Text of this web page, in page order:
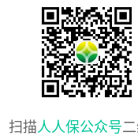
扫描人人保公众号